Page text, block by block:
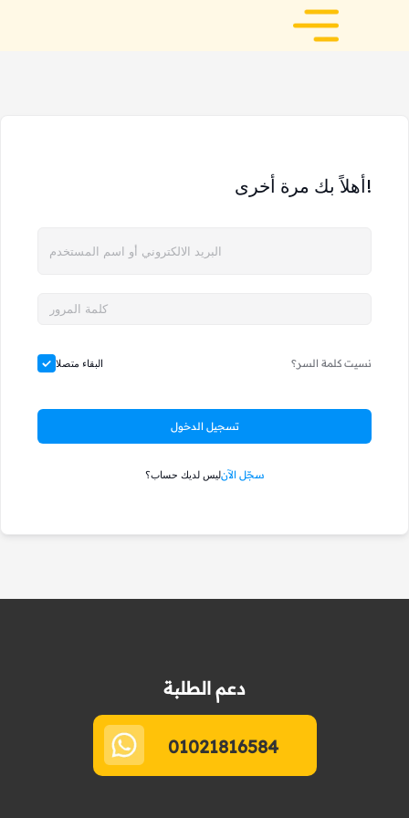
أهلاً بك مرة أخرى!
البقاء متصلا نسيت كلمة السر؟
تسجيل الدخول
ليس لديك حساب؟سجّل الآن
دعم الطلبة
01021816584